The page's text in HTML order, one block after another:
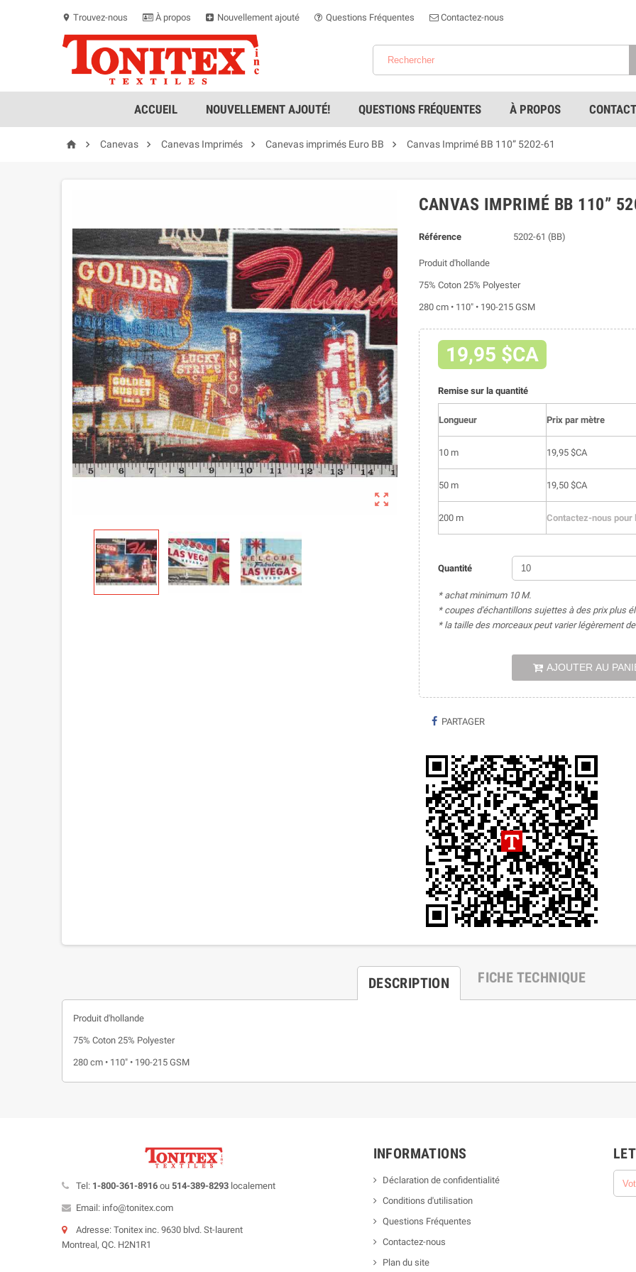
location_on Trouvez-nous À propos Nouvellement ajouté Questions Fréquentes Contactez-nous
ACCUEIL NOUVELLEMENT AJOUTÉ! QUESTIONS FRÉQUENTES À PROPOS
  Canevas  Canevas Imprimés  Canevas imprimés Euro BB  Canvas Imprimé BB 110” 5202-61

CANVAS IMPRIMÉ BB 110”
Référence 5202-61 (BB)
Produit d'hollande
75% Coton 25% Polyester
280 cm • 110" • 190-215 GSM
19,95 $CA
Remise sur la quantité
Longueur Prix par mètre
10 m 19,95 $CA
50 m 19,50 $CA
200 m Contactez-nous pour
Quantité
* achat minimum 10 M.
* coupes d'échantillons sujettes à des prix plus
* la taille des morceaux peut varier légèrement
AJOUTER AU
PARTAGER
DESCRIPTION FICHE TECHNIQUE
Produit d'hollande
75% Coton 25% Polyester
280 cm • 110" • 190-215 GSM
Tel: 1-800-361-8916 ou 514-389-8293 localement
Email: info@tonitex.com
Adresse: Tonitex inc. 9630 blvd. St-laurent
Montreal, QC. H2N1R1
INFORMATIONS
Déclaration de confidentialité
Conditions d'utilisation
Questions Fréquentes
Contactez-nous
Plan du site